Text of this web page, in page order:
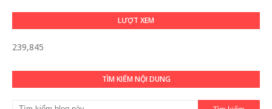
LƯỢT XEM
239,845
TÌM KIẾM NỘI DUNG